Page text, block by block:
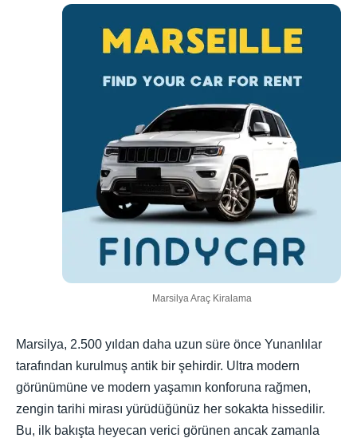
Marsilya Araç Kiralama
Marsilya, 2.500 yıldan daha uzun süre önce Yunanlılar
tarafından kurulmuş antik bir şehirdir. Ultra modern
görünümüne ve modern yaşamın konforuna rağmen,
zengin tarihi mirası yürüdüğünüz her sokakta hissedilir.
Bu, ilk bakışta heyecan verici görünen ancak zamanla